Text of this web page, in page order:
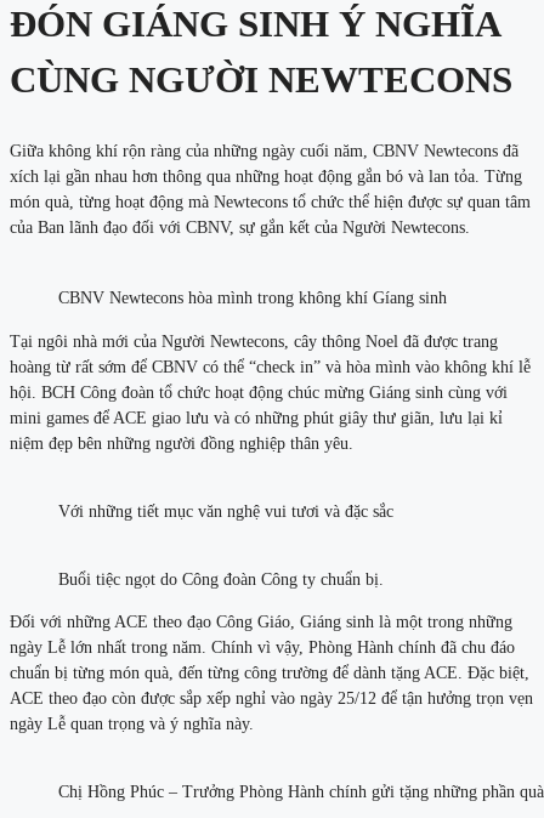
ĐÓN GIÁNG SINH Ý NGHĨA
CÙNG NGƯỜI NEWTECONS
Giữa không khí rộn ràng của những ngày cuối năm, CBNV Newtecons đã
xích lại gần nhau hơn thông qua những hoạt động gắn bó và lan tỏa. Từng
món quà, từng hoạt động mà Newtecons tổ chức thể hiện được sự quan tâm
của Ban lãnh đạo đối với CBNV, sự gắn kết của Người Newtecons.
CBNV Newtecons hòa mình trong không khí Gíang sinh
Tại ngôi nhà mới của Người Newtecons, cây thông Noel đã được trang
hoàng từ rất sớm để CBNV có thể “check in” và hòa mình vào không khí lễ
hội. BCH Công đoàn tổ chức hoạt động chúc mừng Giáng sinh cùng với
mini games để ACE giao lưu và có những phút giây thư giãn, lưu lại kỉ
niệm đẹp bên những người đồng nghiệp thân yêu.
Với những tiết mục văn nghệ vui tươi và đặc sắc
Buổi tiệc ngọt do Công đoàn Công ty chuẩn bị.
Đối với những ACE theo đạo Công Giáo, Giáng sinh là một trong những
ngày Lễ lớn nhất trong năm. Chính vì vậy, Phòng Hành chính đã chu đáo
chuẩn bị từng món quà, đến từng công trường để dành tặng ACE. Đặc biệt,
ACE theo đạo còn được sắp xếp nghỉ vào ngày 25/12 để tận hưởng trọn vẹn
ngày Lễ quan trọng và ý nghĩa này.
Chị Hồng Phúc – Trưởng Phòng Hành chính gửi tặng những phần